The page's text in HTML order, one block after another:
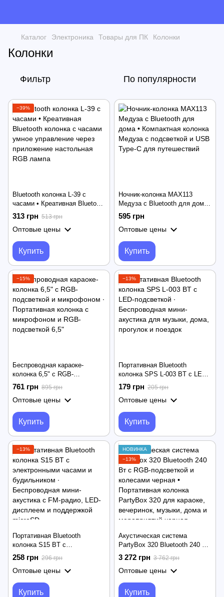
Каталог Электроника Товары для ПК Колонки
Колонки
Фильтр По популярности
−39%
Bluetooth колонка L-39 с
часами • Креативная Bluetooth
колонка с часами умное
управление через приложение
настольная RGB лампа
313 грн 513 грн
Оптовые цены
Купить
Ночник-колонка MAX113
Медуза с Bluetooth для дома
• Компактная колонка Медуза
с подсветкой и USB Type-C
для путешествий
595 грн
Оптовые цены
Купить
−15%
Беспроводная караоке-
колонка 6,5" с RGB-
подсветкой и микрофоном ∙
Портативная колонка с
микрофоном и RGB-
761 грн 895 грн
Оптовые цены
Купить
−13%
Портативная Bluetooth
колонка SPS L-003 BT с LED-
подсветкой ∙ Беспроводная
мини-акустика для музыки,
дома, прогулок и поездок
179 грн 205 грн
Оптовые цены
Купить
−13%
Портативная Bluetooth
колонка S15 BT с
электронными часами и
будильником ∙ Беспроводная
мини-акустика с FM-радио,
microSD
258 грн 296 грн
Оптовые цены
Купить
НОВИНКА
−13%
Акустическая система
PartyBox 320 Bluetooth 240 Вт
с RGB-подсветкой и колесами
черная • Портативная колонка
PartyBox 320 для караоке,
мероприятий черная
3 272 грн 3 762 грн
Оптовые цены
Купить